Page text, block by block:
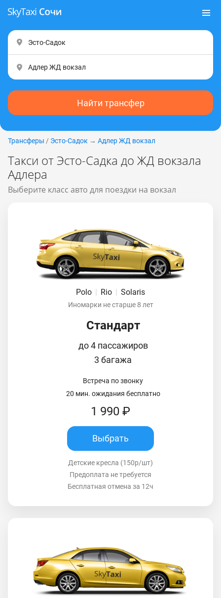
Найти трансфер
Трансферы / Эсто-Садок → Адлер ЖД вокзал
Такси от Эсто-Садка до ЖД вокзала
Адлера
Выберите класс авто для поездки на вокзал
Polo | Rio | Solaris
Иномарки не старше 8 лет
Стандарт
до 4 пассажиров
3 багажа
Встреча по звонку
20 мин. ожидания бесплатно
1 990 ₽
Выбрать
Детские кресла (150р/шт)
Предоплата не требуется
Бесплатная отмена за 12ч